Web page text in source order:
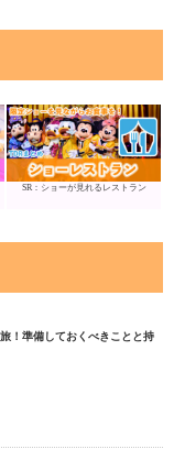
SR：ショーが見れるレストラン
！準備しておくべきことと持